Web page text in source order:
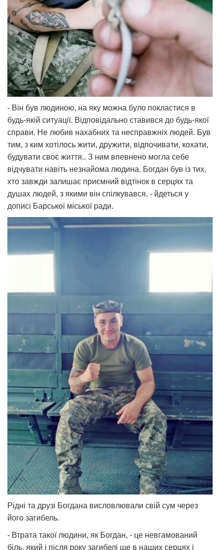
- Він був людиною, на яку можна було покластися в
будь-якій ситуації. Відповідально ставився до будь-якої
справи. Не любив нахабних та несправжніх людей. Був
тим, з ким хотілось жити, дружити, відпочивати, кохати,
будувати своє життя.. З ним впевнено могла себе
відчувати навіть незнайома людина. Богдан був із тих,
хто завжди залишає приємний відтінок в серцях та
душах людей, з якими він спілкувався, - йдеться у
дописі Барської міської ради.
Рідні та друзі Богдана висловлювали свій сум через
його загибель.
- Втрата такої людини, як Богдан, - це невгамований
біль, який і після року загибелі ще в наших серцях і